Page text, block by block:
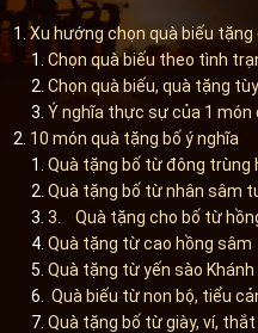
​​​​​​​Xu hướng chọn quà biếu tặng
Chọn quà biếu theo tình
Chọn quà biếu, quà tặng
Ý nghĩa thực sự của 1 món
10 món quà tặng bố ý nghĩa
Quà tặng bố từ đông trùng
Quà tặng bố từ nhân sâm
3. Quà tặng cho bố từ
Quà tặng từ cao hồng sâm
Quà tặng từ yến sào Khánh
Quà biếu từ non bộ, tiểu
Quà tặng bố từ giày, ví,